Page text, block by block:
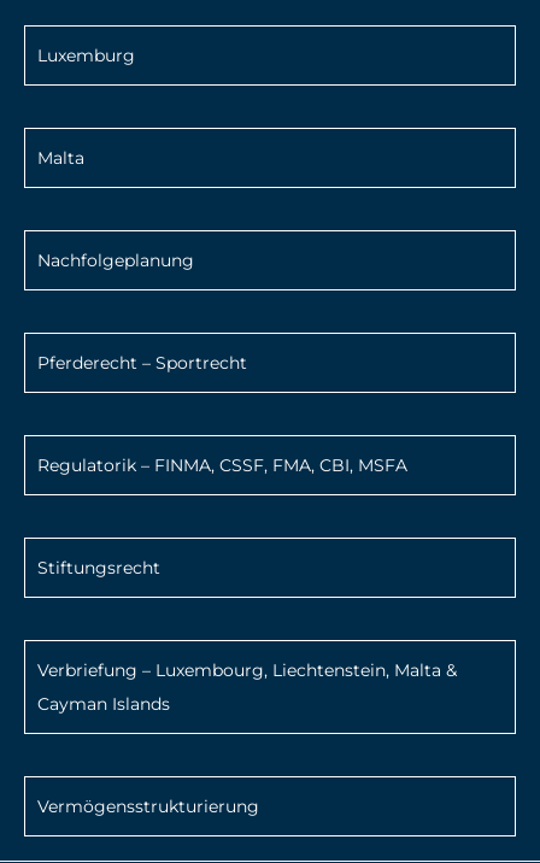
Luxemburg
Malta
Nachfolgeplanung
Pferderecht – Sportrecht
Regulatorik – FINMA, CSSF, FMA, CBI, MSFA
Stiftungsrecht
Verbriefung – Luxembourg, Liechtenstein, Malta &
Cayman Islands
Vermögensstrukturierung